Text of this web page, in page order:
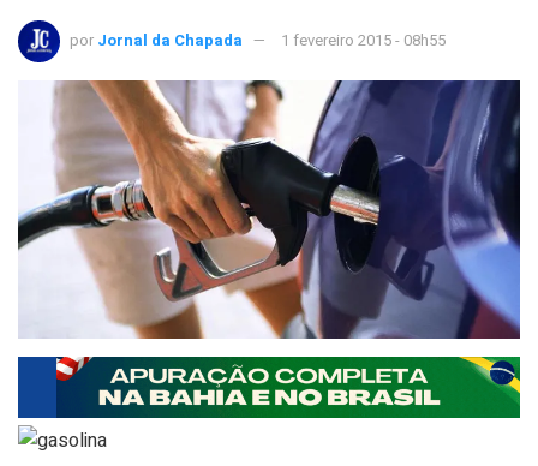
por Jornal da Chapada 1 fevereiro 2015 - 08h55